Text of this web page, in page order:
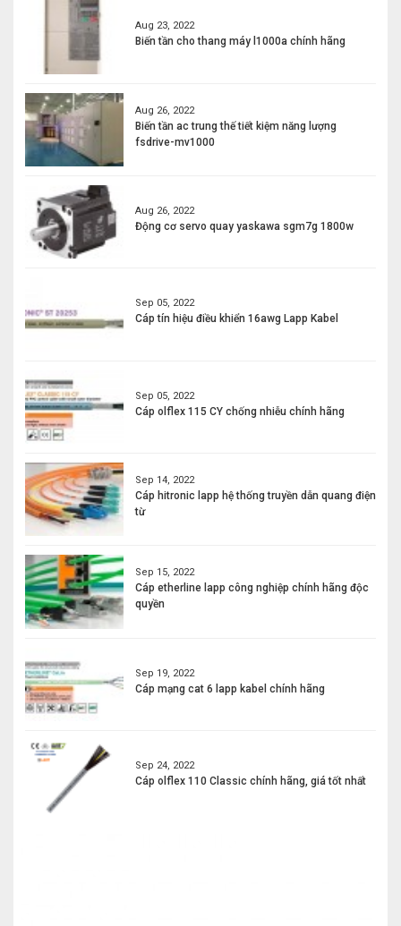
Aug 23, 2022
Biến tần cho thang máy l1000a chính hãng
Aug 26, 2022
Biến tần ac trung thế tiết kiệm năng lượng
fsdrive-mv1000
Aug 26, 2022
Động cơ servo quay yaskawa sgm7g 1800w
Sep 05, 2022
Cáp tín hiệu điều khiển 16awg Lapp Kabel
Sep 05, 2022
Cáp olflex 115 CY chống nhiễu chính hãng
Sep 14, 2022
Cáp hitronic lapp hệ thống truyền dẫn quang điện
từ
Sep 15, 2022
Cáp etherline lapp công nghiệp chính hãng độc
quyền
Sep 19, 2022
Cáp mạng cat 6 lapp kabel chính hãng
Sep 24, 2022
Cáp olflex 110 Classic chính hãng, giá tốt nhất